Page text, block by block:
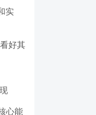
实
好其
心能